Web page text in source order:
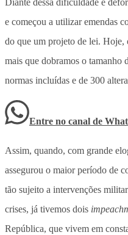
Diante dessa dificuldade e
e começou a utilizar emendas
do que um projeto de lei. Hoje,
mais que dobramos o tamanho
normas incluídas e de 300
Entre no canal de
Assim, quando, com grande
assegurou o maior período de
tão sujeito a intervenções
crises, já tivemos dois
República, que vivem em